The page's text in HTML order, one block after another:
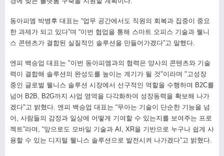
동아피엠 박병후 대표는 “업무 공간에서도 직원의 회복과 집중이 중요
한 과제가 되고 있다”며 “이번 협업을 통해 스마트 오피스 기술과 웰니
스 콘텐츠가 결합된 실질적인 솔루션을 만들어가겠다”고 말했다.
엔피 백승업 대표는 "이번 동아피엠과의 협력은 양사의 콘텐츠와 기술
력이 결합해 솔루션의 완성도를 높이는 계기가 될 것"이라며 "고성장
중인 글로벌 웰니스 솔루션 시장에서 선구적인 역할을 수행하며 B2C를
넘어 B2B, B2G까지 사업 영역을 다각화하여 성장동력을 확보해 나가
겠다"고 밝혔다. 엔피 백승업 대표는 “무아는 기술이 단순한 기능을 넘
어, 사람들의 감정과 일상에 어떻게 기여할 수 있는지를 보여주는 프로
젝트”라며, “앞으로도 모바일 기술과 AI, XR을 기반으로 누구나 쉽게 사
용할 수 있는 디지털 웰니스 솔루션으로 발전시켜 나가겠다”고 밝혔다.